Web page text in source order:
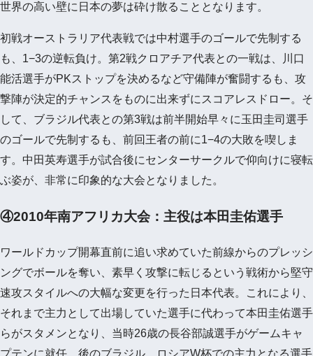
世界の高い壁に日本の夢は砕け散ることとなります。
初戦オーストラリア代表戦では中村選手のゴールで先制する
も、1−3の逆転負け。第2戦クロアチア代表との一戦は、川口
能活選手がPKストップを決めるなど守備陣が奮闘するも、攻
撃陣が決定的チャンスをものに出来ずにスコアレスドロー。そ
して、ブラジル代表との第3戦は前半開始早々に玉田圭司選手
のゴールで先制するも、前回王者の前に1−4の大敗を喫しま
す。中田英寿選手が試合後にセンターサークルで仰向けに寝転
ぶ姿が、非常に印象的な大会となりました。
④2010年南アフリカ大会：主役は本田圭佑選手
ワールドカップ開幕直前に追い求めていた前線からのプレッシ
ングでボールを奪い、素早く攻撃に転じるという戦術から堅守
速攻スタイルへの大幅な変更を行った日本代表。これにより、
それまで主力として出場していた選手に代わって本田圭佑選手
らがスタメンとなり、当時26歳の長谷部誠選手がゲームキャ
プテンに就任。後のブラジル、ロシアW杯での主力となる選手